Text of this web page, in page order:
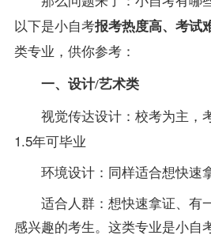
以下是小自考报考热度高、考试
类专业 ，供你参考：
一、设计/艺术类
视觉传达设计：校考为主，
1.5年可毕业
环境设计：同样适合想快速
适合人群：想快速拿证、有
感兴趣的考生。这类专业是小自